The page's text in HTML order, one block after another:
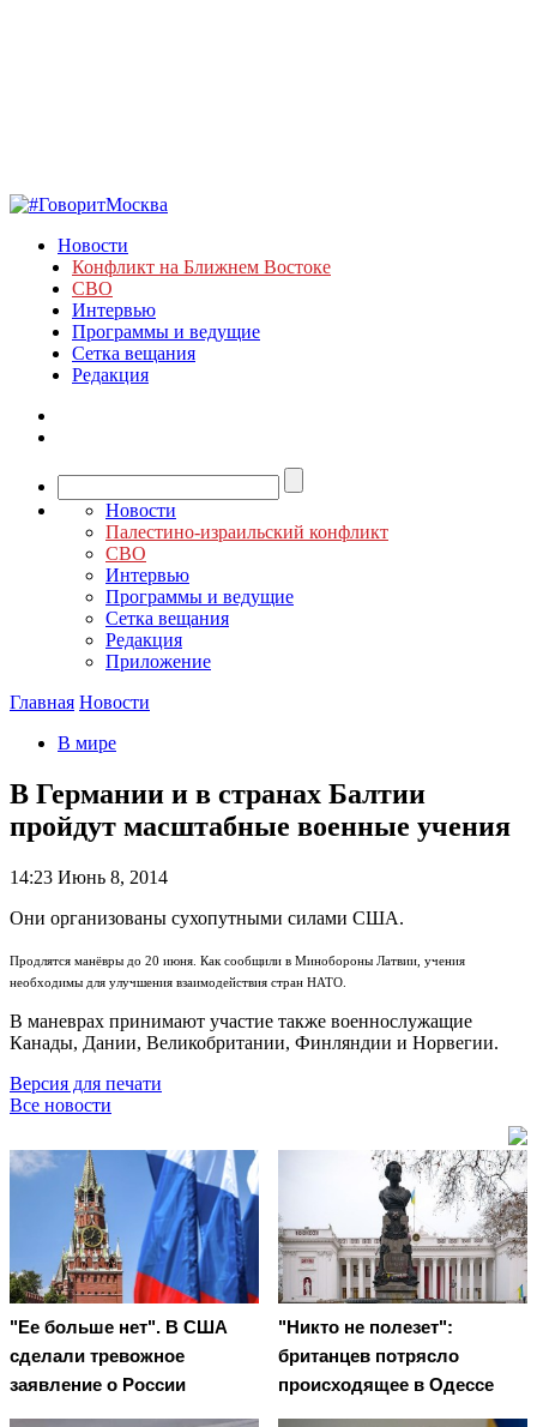
Новости
Конфликт на Ближнем Востоке
СВО
Интервью
Программы и ведущие
Сетка вещания
Редакция
Новости
Палестино-израильский конфликт
СВО
Интервью
Программы и ведущие
Сетка вещания
Редакция
Приложение
Главная Новости
В мире
В Германии и в странах Балтии
пройдут масштабные военные учения
14:23 Июнь 8, 2014
Они организованы сухопутными силами США.
Продлятся манёвры до 20 июня. Как сообщили в Минобороны Латвии, учения
необходимы для улучшения взаимодействия стран НАТО.
В маневрах принимают участие также военнослужащие
Канады, Дании, Великобритании, Финляндии и Норвегии.
Версия для печати
Все новости
"Ее больше нет". В США
сделали тревожное
заявление о России
"Никто не полезет":
британцев потрясло
происходящее в Одессе